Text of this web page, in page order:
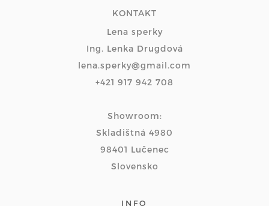
KONTAKT
Lena sperky
Ing. Lenka Drugdová
lena.sperky@gmail.com
+421 917 942 708
Showroom:
Skladištná 4980
98401 Lučenec
Slovensko
INFO